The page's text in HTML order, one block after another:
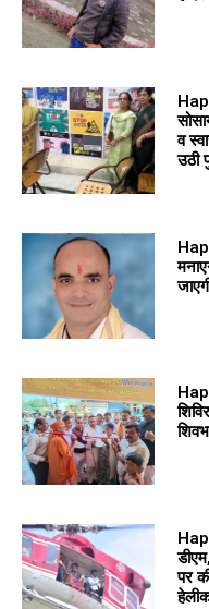
व
उठी
पर